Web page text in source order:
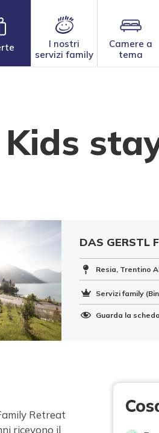
I nostri
servizi family
Camere a
tema
DAS GERSTL
Resia, Trentino
Servizi family
Guarda la
Retreat
ricevono il